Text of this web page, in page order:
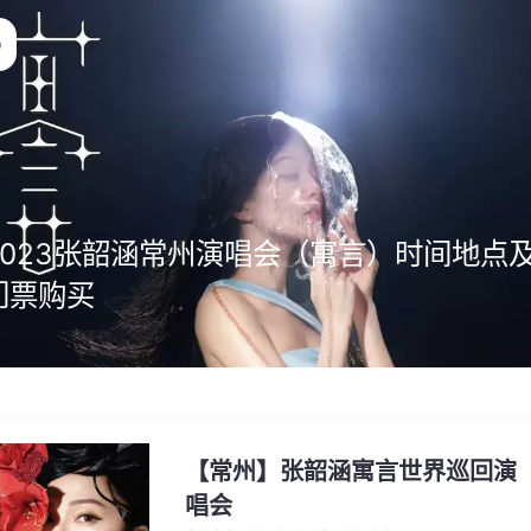
张韶涵常州演唱会（寓言）时间地点
票购买
【常州】张韶涵寓言世界巡回演
唱会